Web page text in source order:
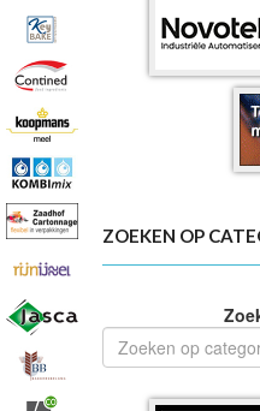
ZOEKEN OP